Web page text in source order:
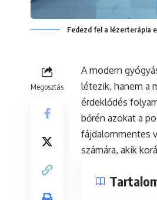
Fedezd fel a lézerterápia
Megosztás
A modern
létezik, hanem a
érdeklődés
bőrén azokat a
fájdalommentes
számára, akik